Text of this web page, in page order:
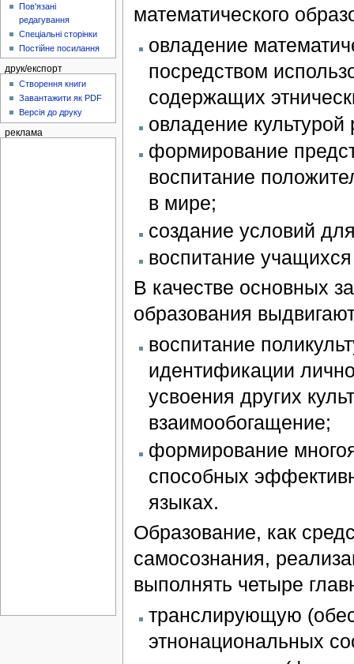
математического
овладение
посредством
содержащих
овладение культурой
формирование
воспитание
в мире;
создание условий
воспитание
В качестве основных
образования
воспитание
идентификации
усвоения других
взаимообогащение;
формирование
способных
языках.
Образование, как
самосознания,
выполнять четыре
транслирующую
этнонациональных
Пов'язані
редагування
Спеціальні сторінки
Постійне посилання
друк/експорт
Створення книги
Завантажити як PDF
Версія до друку
реклама